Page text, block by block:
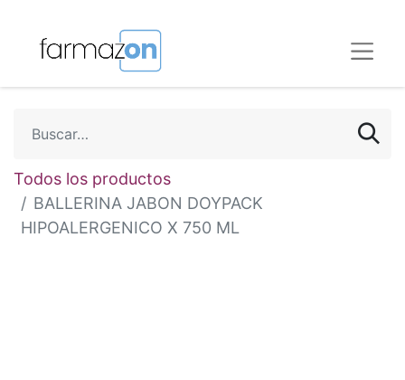
Todos los productos
BALLERINA JABON DOYPACK
HIPOALERGENICO X 750 ML